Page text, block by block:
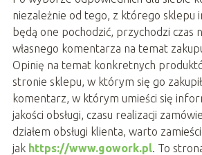
niezależnie od tego, z którego sklepu
będą one pochodzić, przychodzi czas
własnego komentarza na temat zakupu
Opinię na temat konkretnych
stronie sklepu, w którym się go
komentarz, w którym umieści się
jakości obsługi, czasu realizacji
działem obsługi klienta, warto
jak https://www.gowork.pl. To